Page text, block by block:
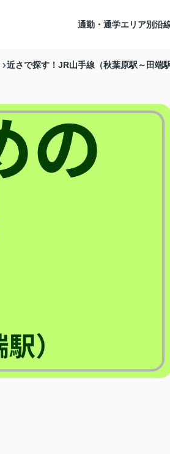
通勤・通学エリア別沿
近さで探す！JR山手線（秋葉原駅～田端駅